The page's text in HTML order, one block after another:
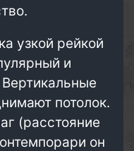
узкой рейкой
и
потолок.
(расстояние
он